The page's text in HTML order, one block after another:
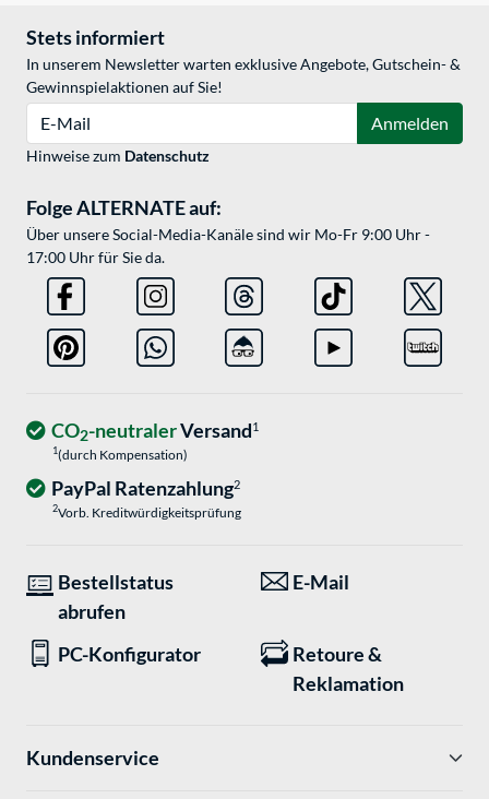
Stets informiert
In unserem Newsletter warten exklusive Angebote, Gutschein- &
Gewinnspielaktionen auf Sie!
Anmelden
Hinweise zum Datenschutz
Folge ALTERNATE auf:
Über unsere Social-Media-Kanäle sind wir Mo-Fr 9:00 Uhr -
17:00 Uhr für Sie da.
CO2-neutralerVersand1
1(durch Kompensation)
PayPal Ratenzahlung2
2Vorb. Kreditwürdigkeitsprüfung
Bestellstatus
abrufen
E-Mail
PC-Konfigurator
Retoure &
Reklamation
Kundenservice